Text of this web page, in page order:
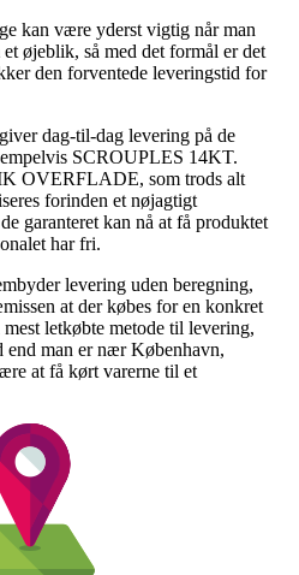
kan være yderst vigtig når man
øjeblik, så med det formål er det
den forventede leveringstid for
dag-til-dag levering på de
SCROUPLES 14KT.
OVERFLADE, som trods alt
forinden et nøjagtigt
garanteret kan nå at få produktet
har fri.
levering uden beregning,
at der købes for en konkret
letkøbte metode til levering,
man er nær København,
at få kørt varerne til et